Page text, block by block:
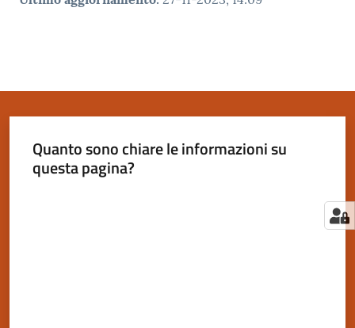
Quanto sono chiare le informazioni su
questa pagina?